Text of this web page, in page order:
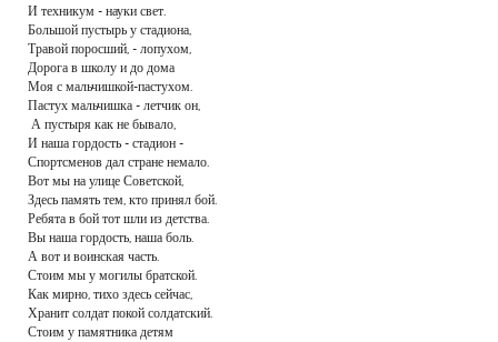
И техникум - науки свет.
Большой пустырь у стадиона,
Травой поросший, - лопухом,
Дорога в школу и до дома
Моя с мальчишкой-пастухом.
Пастух мальчишка - летчик он,
А пустыря как не бывало,
И наша гордость - стадион -
Спортсменов дал стране немало.
Вот мы на улице Советской,
Здесь память тем, кто принял бой.
Ребята в бой тот шли из детства.
Вы наша гордость, наша боль.
А вот и воинская часть.
Стоим мы у могилы братской.
Как мирно, тихо здесь сейчас,
Хранит солдат покой солдатский.
Стоим у памятника детям